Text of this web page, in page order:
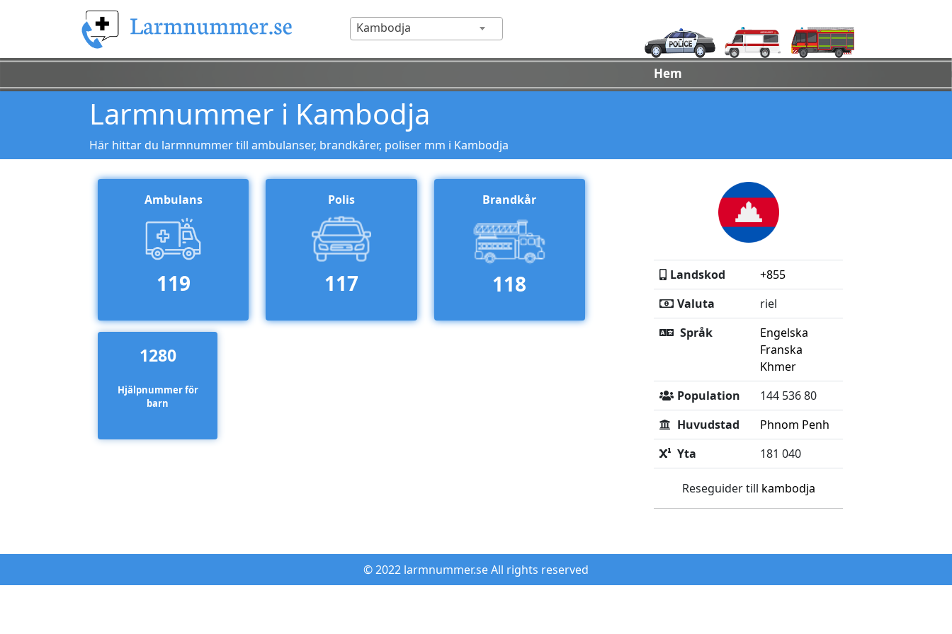
Kambodja
Hem
Larmnummer i Kambodja
Här hittar du larmnummer till ambulanser, brandkårer, poliser mm i Kambodja
Ambulans
119
Polis
117
Brandkår
118
1280
Hjälpnummer för
barn
Landskod
+855
Valuta
riel
Språk
Engelska
Franska
Khmer
Population
144 536 80
Huvudstad
Phnom Penh
Yta
181 040
Reseguider till kambodja
© 2022 larmnummer.se All rights reserved